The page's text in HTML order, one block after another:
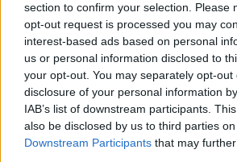
section to confirm your selection. Please
opt-out request is processed you may
interest-based ads based on personal
us or personal information disclosed to
your opt-out. You may separately opt-
disclosure of your personal information
IAB’s list of downstream participants.
also be disclosed by us to third parties
Downstream Participants that may
Országos hírek Duna hőség
Megérkezett az eső
vízgyűjtőjére